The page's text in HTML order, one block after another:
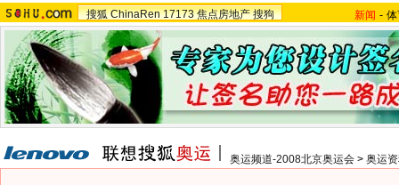
搜狐 ChinaRen 17173 焦点房地产 搜狗 新闻 -
奥运频道-2008北京奥运会 > 奥运